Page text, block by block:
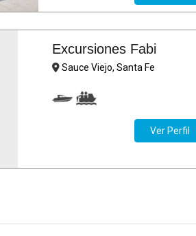
Excursiones Fabi
Sauce Viejo, Santa Fe
Ver Perfil